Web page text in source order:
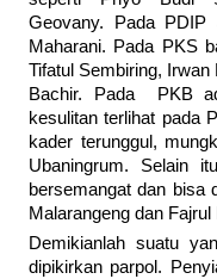
Geovany. Pada
Maharani. Pada PKS
Tifatul Sembiring,
Bachir. Pada PKB
kesulitan terlihat pada
kader terunggul,
Ubaningrum. Selain
bersemangat dan bisa
Malarangeng dan Fajrul
Demikianlah suatu
dipikirkan parpol.